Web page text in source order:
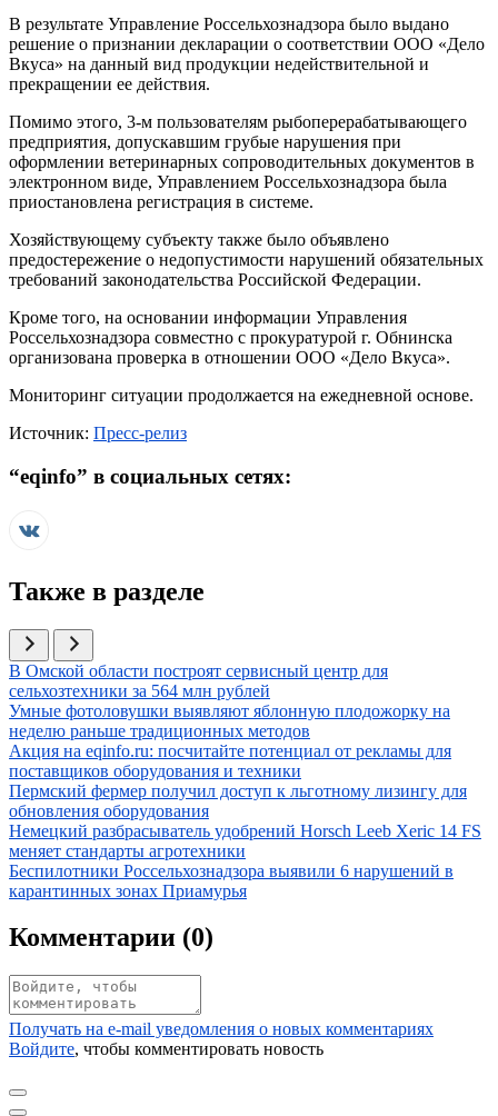
В результате Управление Россельхознадзора было выдано
решение о признании декларации о соответствии ООО «Дело
Вкуса» на данный вид продукции недействительной и
прекращении ее действия.
Помимо этого, 3-м пользователям рыбоперерабатывающего
предприятия, допускавшим грубые нарушения при
оформлении ветеринарных сопроводительных документов в
электронном виде, Управлением Россельхознадзора была
приостановлена регистрация в системе.
Хозяйствующему субъекту также было объявлено
предостережение о недопустимости нарушений обязательных
требований законодательства Российской Федерации.
Кроме того, на основании информации Управления
Россельхознадзора совместно с прокуратурой г. Обнинска
организована проверка в отношении ООО «Дело Вкуса».
Мониторинг ситуации продолжается на ежедневной основе.
Источник: Пресс-релиз
“eqinfo” в социальных сетях:
Также в разделе
Иллюстрация новости
В Омской области построят сервисный центр для
сельхозтехники за 564 млн рублей
Иллюстрация новости
Умные фотоловушки выявляют яблонную плодожорку на
неделю раньше традиционных методов
Иллюстрация новости
Акция на eqinfo.ru: посчитайте потенциал от рекламы для
поставщиков оборудования и техники
Иллюстрация новости
Пермский фермер получил доступ к льготному лизингу для
обновления оборудования
Иллюстрация новости
Немецкий разбрасыватель удобрений Horsch Leeb Xeric 14 FS
меняет стандарты агротехники
Иллюстрация новости
Беспилотники Россельхознадзора выявили 6 нарушений в
карантинных зонах Приамурья
Комментарии (0)
Получать на e‑mail уведомления о новых комментариях
Войдите, чтобы комментировать новость